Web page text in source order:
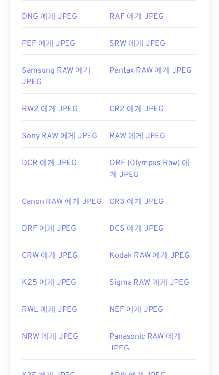
최초 출시: 1992년 9월 18일
https://en.wikipedia.org/wiki/JPEG
DNG 에게 JPEG RAF 에게 JPEG
PEF 에게 JPEG SRW 에게 JPEG
Samsung RAW 에게
JPEG
Pentax RAW 에게 JPEG
RW2 에게 JPEG CR2 에게 JPEG
Sony RAW 에게 JPEG RAW 에게 JPEG
DCR 에게 JPEG
ORF (Olympus Raw) 에
게 JPEG
Canon RAW 에게 JPEG CR3 에게 JPEG
DRF 에게 JPEG DCS 에게 JPEG
CRW 에게 JPEG Kodak RAW 에게 JPEG
K25 에게 JPEG Sigma RAW 에게 JPEG
RWL 에게 JPEG NEF 에게 JPEG
NRW 에게 JPEG
Panasonic RAW 에게
JPEG